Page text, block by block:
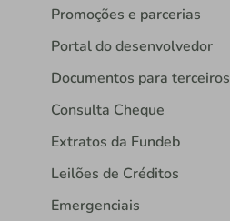
Promoções e parcerias
Portal do desenvolvedor
Documentos para terceiros
Consulta Cheque
Extratos da Fundeb
Leilões de Créditos
Emergenciais